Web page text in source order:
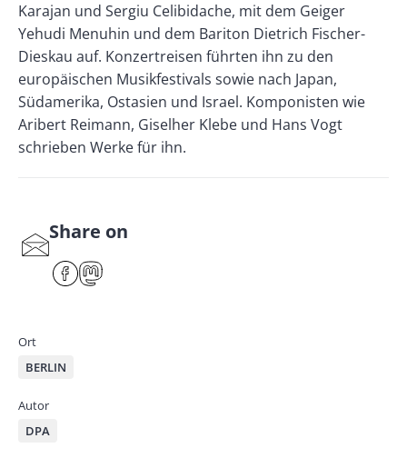
Karajan und Sergiu Celibidache, mit dem Geiger
Yehudi Menuhin und dem Bariton Dietrich Fischer-
Dieskau auf. Konzertreisen führten ihn zu den
europäischen Musikfestivals sowie nach Japan,
Südamerika, Ostasien und Israel. Komponisten wie
Aribert Reimann, Giselher Klebe und Hans Vogt
schrieben Werke für ihn.
S
Share on
F
Ort
BERLIN
Autor
DPA